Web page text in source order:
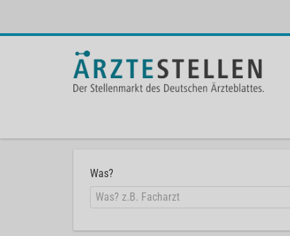
Was?